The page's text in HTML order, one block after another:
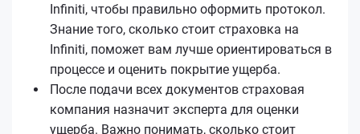
Infiniti, чтобы правильно оформить протокол.
Знание того, сколько стоит страховка на
Infiniti, поможет вам лучше ориентироваться в
процессе и оценить покрытие ущерба.
После подачи всех документов страховая
компания назначит эксперта для оценки
ущерба. Важно понимать, сколько стоит